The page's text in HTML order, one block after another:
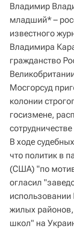
Владимир
младший* –
известного
Владимира
гражданство
Мосгорсуд
колонии
госизмене,
В ходе
что политик в
(США) "по
огласил
жилых
школ" на